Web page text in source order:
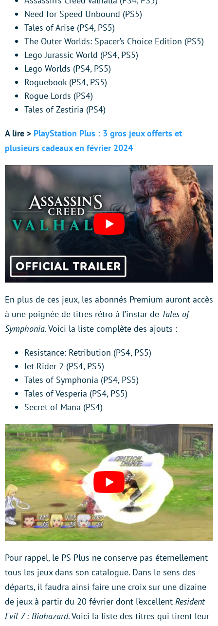
Need for Speed Unbound (PS5)
Tales of Arise (PS4, PS5)
The Outer Worlds: Spacer’s Choice Edition (PS5)
Lego Jurassic World (PS4, PS5)
Lego Worlds (PS4, PS5)
Roguebook (PS4, PS5)
Rogue Lords (PS4)
Tales of Zestiria (PS4)
A lire > PlayStation Plus : 3 gros jeux offerts et
plusieurs cadeaux en février 2024
En plus de ces jeux, les abonnés Premium auront accès
à une poignée de titres rétro à l’instar de Tales of
Symphonia. Voici la liste complète des ajouts :
Resistance: Retribution (PS4, PS5)
Jet Rider 2 (PS4, PS5)
Tales of Symphonia (PS4, PS5)
Tales of Vesperia (PS4, PS5)
Secret of Mana (PS4)
Pour rappel, le PS Plus ne conserve pas éternellement
tous les jeux dans son catalogue. Dans le sens des
départs, il faudra ainsi faire une croix sur une dizaine
de jeux à partir du 20 février dont l’excellent Resident
Evil 7 : Biohazard. Voici la liste des titres qui tirent leur